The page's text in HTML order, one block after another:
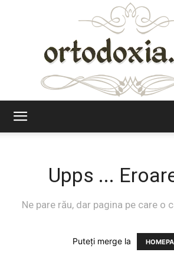
Upps ...
Ne pare rău, dar pagina pe care o
Puteți merge la